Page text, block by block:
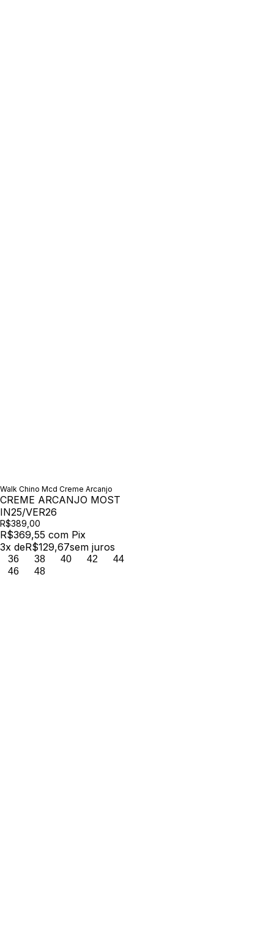
Walk Chino Mcd Creme Arcanjo
CREME ARCANJO MOST
IN25/VER26
R$389,00
R$369,55 com Pix
3x deR$129,67sem juros
36 38 40 42
44
46
48